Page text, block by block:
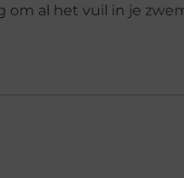
al het vuil in je